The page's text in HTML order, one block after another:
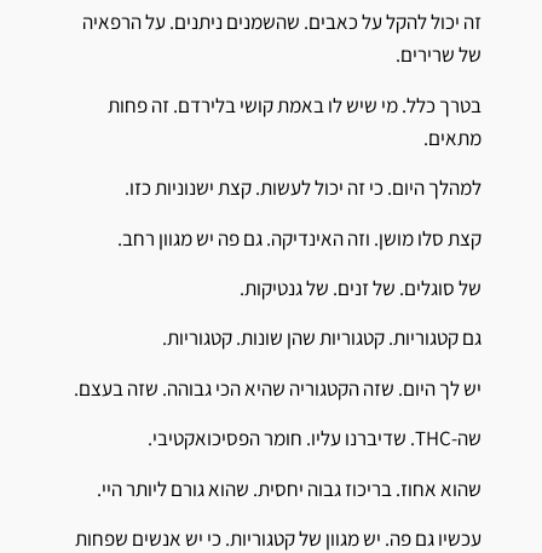
זה יכול להקל על כאבים. שהשמנים ניתנים. על הרפאיה
של שרירים.
בטרך כלל. מי שיש לו באמת קושי בלירדם. זה פחות
מתאים.
למהלך היום. כי זה יכול לעשות. קצת ישנוניות כזו.
קצת סלו מושן. וזה האינדיקה. גם פה יש מגוון רחב.
של סוגלים. של זנים. של גנטיקות.
גם קטגוריות. קטגוריות שהן שונות. קטגוריות.
יש לך היום. שזה הקטגוריה שהיא הכי גבוהה. שזה בעצם.
שה-THC. שדיברנו עליו. חומר הפסיכואקטיבי.
שהוא אחוז. בריכוז גבוה יחסית. שהוא גורם ליותר היי.
עכשיו גם פה. יש מגוון של קטגוריות. כי יש אנשים שפחות